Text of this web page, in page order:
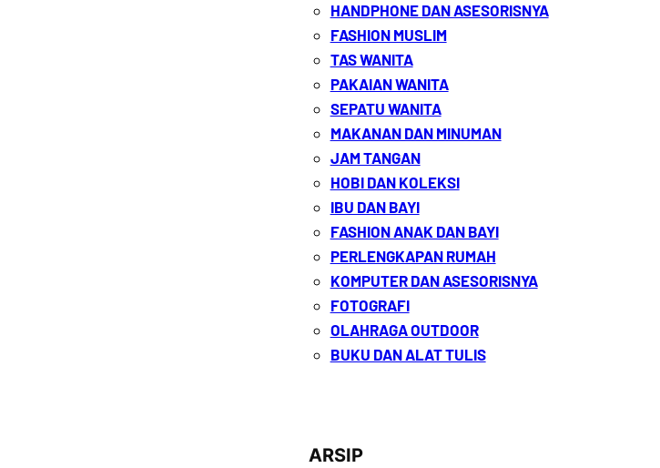
HANDPHONE DAN ASESORISNYA
FASHION MUSLIM
TAS WANITA
PAKAIAN WANITA
SEPATU WANITA
MAKANAN DAN MINUMAN
JAM TANGAN
HOBI DAN KOLEKSI
IBU DAN BAYI
FASHION ANAK DAN BAYI
PERLENGKAPAN RUMAH
KOMPUTER DAN ASESORISNYA
FOTOGRAFI
OLAHRAGA OUTDOOR
BUKU DAN ALAT TULIS
ARSIP